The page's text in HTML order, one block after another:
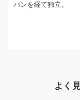
パンを経て独立。
よく